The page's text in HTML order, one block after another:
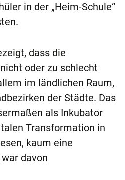
in der „Heim-Schule“
dass die
oder zu schlecht
im ländlichen Raum,
der Städte. Das
als Inkubator
Transformation in
kaum eine
davon